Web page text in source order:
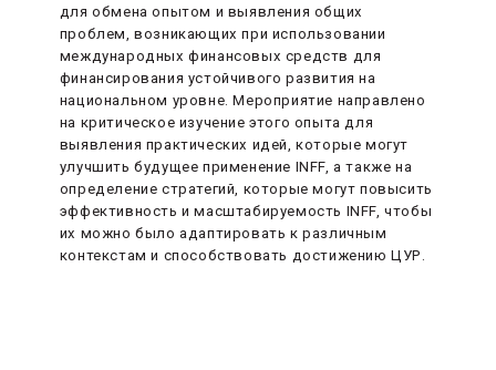
для обмена опытом и выявления общих
проблем, возникающих при использовании
международных финансовых средств для
финансирования устойчивого развития на
национальном уровне. Мероприятие направлено
на критическое изучение этого опыта для
выявления практических идей, которые могут
улучшить будущее применение INFF, а также на
определение стратегий, которые могут повысить
эффективность и масштабируемость INFF, чтобы
их можно было адаптировать к различным
контекстам и способствовать достижению ЦУР.